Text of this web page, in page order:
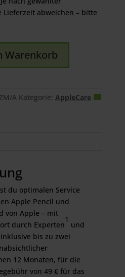
abweichen – bitte
Warenkorb
A Kategorie: AppleCare
du optimalen Service
Apple Pencil und
von Apple – mit
durch Experten
1
und
bis zu zwei
12 Monaten, für die
von 49 € für das